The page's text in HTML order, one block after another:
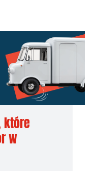
które
w